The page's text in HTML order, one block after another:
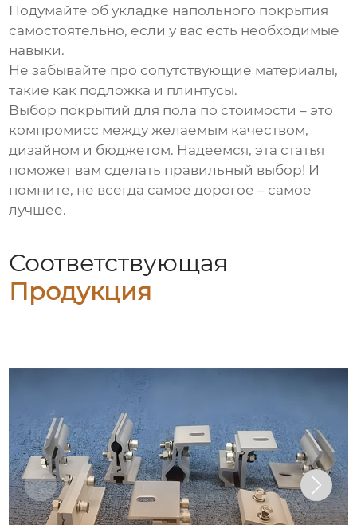
Подумайте об укладке напольного покрытия
самостоятельно, если у вас есть необходимые
навыки.
Не забывайте про сопутствующие материалы,
такие как подложка и плинтусы.
Выбор покрытий для пола по стоимости – это
компромисс между желаемым качеством,
дизайном и бюджетом. Надеемся, эта статья
поможет вам сделать правильный выбор! И
помните, не всегда самое дорогое – самое
лучшее.
Соответствующая
Продукция